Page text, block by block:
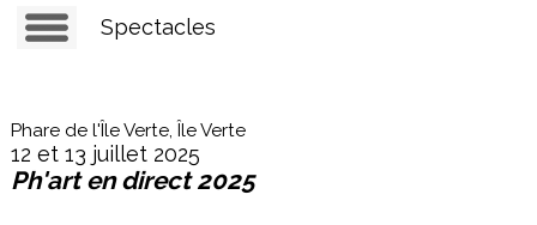
Phare de l'Île Verte, Île Verte
12 et 13 juillet 2025
Ph'art en direct 2025
Spectacles